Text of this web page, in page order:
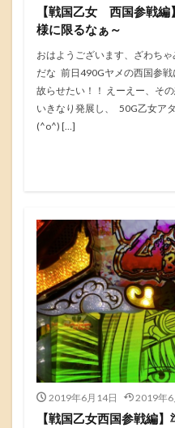
【戦国乙女 西国参戦編
様に限るなぁ～
おはようございます、ざわち
だな 前日490Gヤメの西国参
故らせたい！！ えーえー、そ
いきなり発展し、 50G乙女ア
(^o^) […]
2019年6月14日 2019年6
【戦国乙女西国参戦編